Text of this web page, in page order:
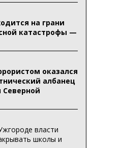
на грани
катастрофы —
оказался
албанец
Северной
власти
школы и